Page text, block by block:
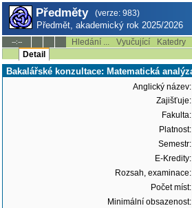
Předměty (verze: 983)
Předmět, akademický rok 2025/2026
--:-- Hledání ... Vyučující Katedry
Detail
Bakalářské konzultace: Matematická
Anglický název:
Zajišťuje:
Fakulta:
Platnost:
Semestr:
E-Kredity:
Rozsah, examinace:
Počet míst:
Minimální obsazenost: